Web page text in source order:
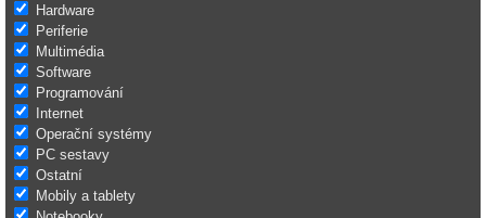
Hardware
Periferie
Multimédia
Software
Programování
Internet
Operační systémy
PC sestavy
Ostatní
Mobily a tablety